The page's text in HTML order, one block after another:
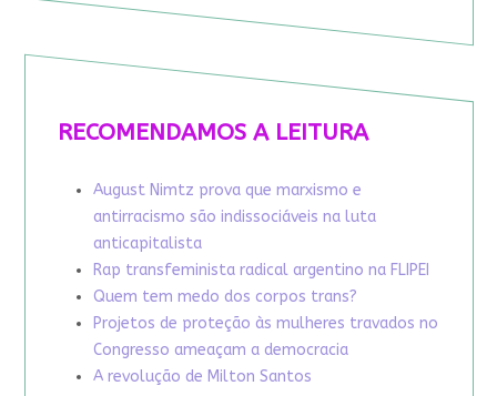
RECOMENDAMOS A LEITURA
August Nimtz prova que marxismo e
antirracismo são indissociáveis na luta
anticapitalista
Rap transfeminista radical argentino na FLIPEI
Quem tem medo dos corpos trans?
Projetos de proteção às mulheres travados no
Congresso ameaçam a democracia
A revolução de Milton Santos